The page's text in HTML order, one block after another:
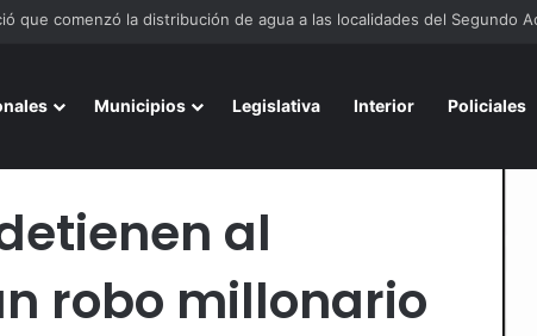
sostienen la marcha pese a los cambios en la Ley de Tierras
Municipios Legislativa Interior Policiales
al
robo millonario